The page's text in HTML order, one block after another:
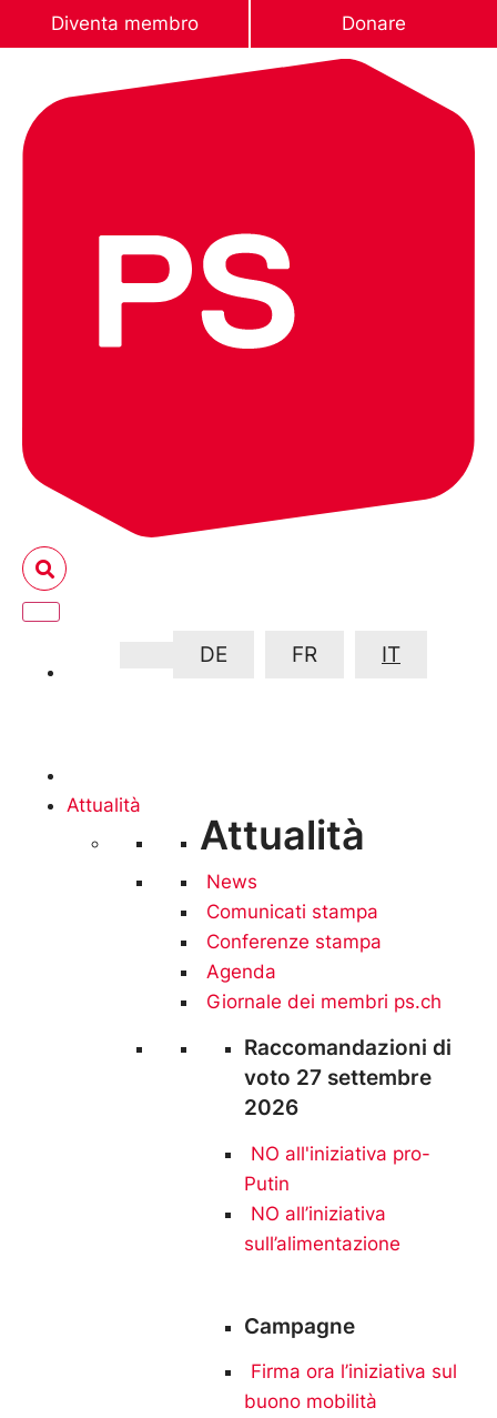
Diventa membro Donare
DE FR IT
Attualità
Attualità
News
Comunicati stampa
Conferenze stampa
Agenda
Giornale dei membri ps.ch
Raccomandazioni di
voto 27 settembre
2026
NO all'iniziativa pro-
Putin
NO all’iniziativa
sull’alimentazione
Campagne
Firma ora l’iniziativa sul
buono mobilità